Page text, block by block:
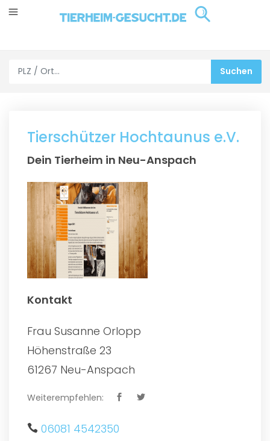
Tierschützer Hochtaunus e.V.
Dein Tierheim in Neu-Anspach
Kontakt
Frau Susanne Orlopp
Höhenstraße 23
61267 Neu-Anspach
Weiterempfehlen:
06081 4542350